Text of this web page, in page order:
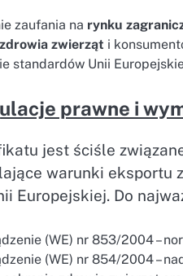
zaufania na rynku
zdrowia zwierząt i
standardów Unii
prawne i
jest ściśle
warunki eksportu
Europejskiej. Do
(WE) nr 853/2004 –
(WE) nr 854/2004 –